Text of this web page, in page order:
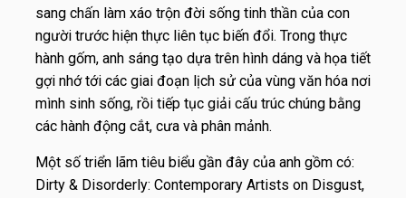
sang chấn làm xáo trộn đời sống tinh thần của con
người trước hiện thực liên tục biến đổi. Trong thực
hành gốm, anh sáng tạo dựa trên hình dáng và họa tiết
gợi nhớ tới các giai đoạn lịch sử của vùng văn hóa nơi
mình sinh sống, rồi tiếp tục giải cấu trúc chúng bằng
các hành động cắt, cưa và phân mảnh.
Một số triển lãm tiêu biểu gần đây của anh gồm có:
Dirty & Disorderly: Contemporary Artists on Disgust,